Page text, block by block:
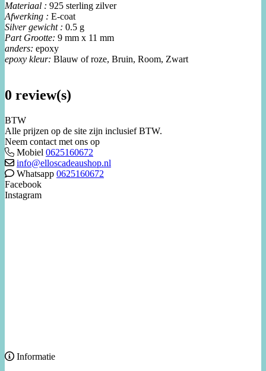
Materiaal : 925 sterling zilver
Afwerking : E-coat
Silver gewicht : 0.5 g
Part Grootte: 9 mm x 11 mm
anders: epoxy
epoxy kleur: Blauw of roze, Bruin, Room, Zwart
0 review(s)
BTW
Alle prijzen op de site zijn inclusief BTW.
Neem contact met ons op
Mobiel 0625160672
info@elloscadeaushop.nl
Whatsapp 0625160672
Facebook
Instagram
Informatie